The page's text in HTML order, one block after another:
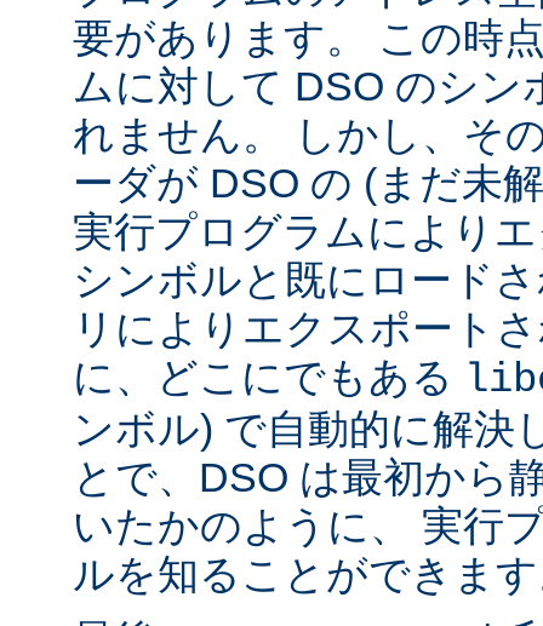
要があります。 この時
ムに対して DSO のシン
れません。 しかし、そ
ーダが DSO の (まだ未
実行プログラムにより
シンボルと既にロード
リによりエクスポート
に、どこにでもある
ンボル) で自動的に解決
とで、DSO は最初から
いたかのように、 実行
ルを知ることができま